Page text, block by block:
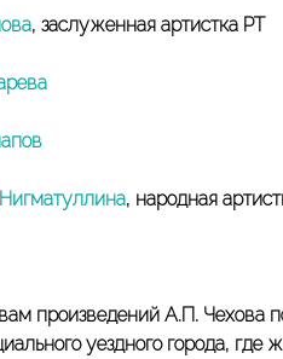
, заслуженная артистка РТ
, народная
произведений А.П. Чехова
уездного города, где